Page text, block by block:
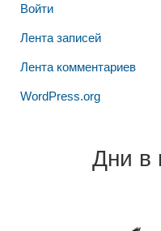
Войти
Лента записей
Лента комментариев
WordPress.org
Дни в